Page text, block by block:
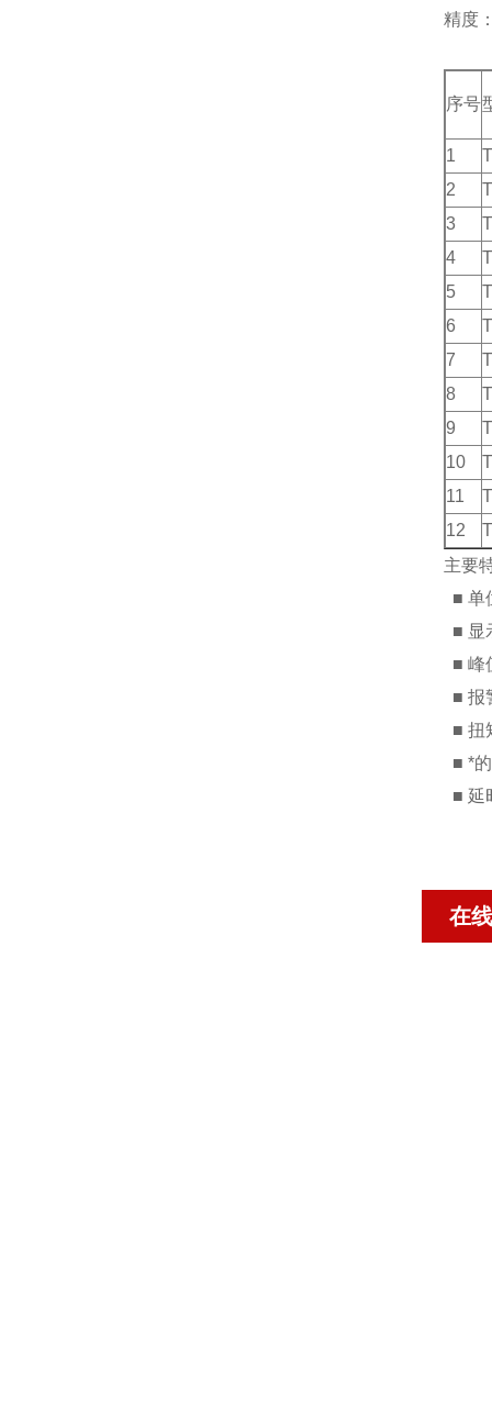
精度
序号
1
2
3
4
5
6
7
8
9
10
11
12
主要
■ 单
■ 显
■ 峰
■ 报
■ 扭
■ *
■ 延
在